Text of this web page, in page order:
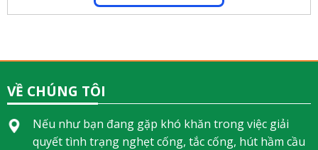
VỀ CHÚNG TÔI
Nếu như bạn đang gặp khó khăn trong việc giải
quyết tình trạng nghẹt cống, tắc cống, hút hầm cầu